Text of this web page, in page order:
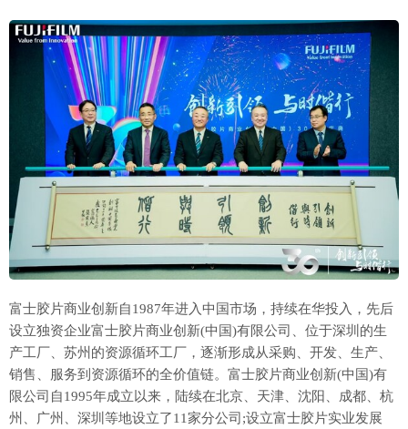
富士胶片商业创新自1987年进入中国市场，持续在华投入，先后
设立独资企业富士胶片商业创新(中国)有限公司、位于深圳的生
产工厂、苏州的资源循环工厂，逐渐形成从采购、开发、生产、
销售、服务到资源循环的全价值链。富士胶片商业创新(中国)有
限公司自1995年成立以来，陆续在北京、天津、沈阳、成都、杭
州、广州、深圳等地设立了11家分公司;设立富士胶片实业发展